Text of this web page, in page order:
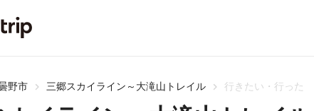
野市 三郷スカイライン～大滝山トレイル 行きたい・行った